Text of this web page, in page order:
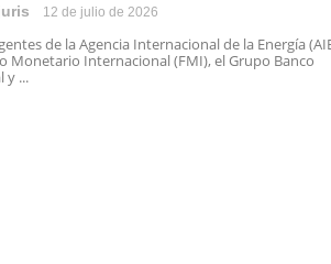
12 de julio de 2026
de la Agencia Internacional de la Energía
Monetario Internacional (FMI), el Grupo Banco
y ...